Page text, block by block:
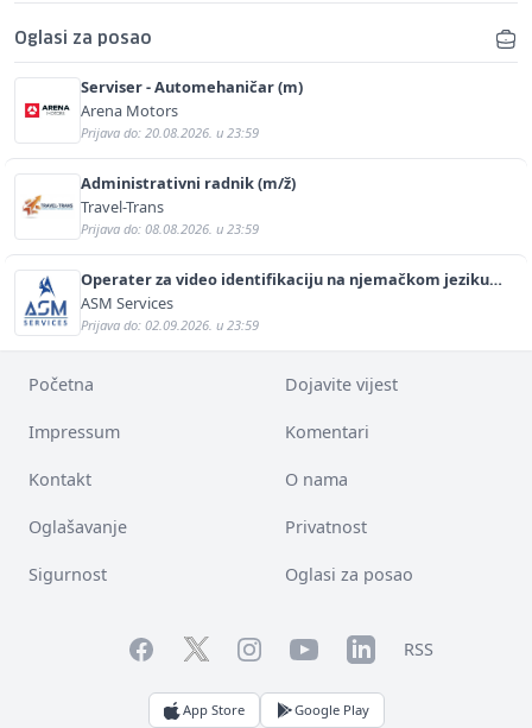
Oglasi za posao
Serviser - Automehaničar (m)
Arena Motors
Prijava do: 20.08.2026. u 23:59
Administrativni radnik (m/ž)
Travel-Trans
Prijava do: 08.08.2026. u 23:59
Operater za video identifikaciju na njemačkom jeziku
(m/ž)
ASM Services
Prijava do: 02.09.2026. u 23:59
Početna Dojavite vijest
Impressum Komentari
Kontakt O nama
Oglašavanje Privatnost
Sigurnost Oglasi za posao
FacebookTwitterInstagramYouTubeLinkedInRSS
App Store Google Play